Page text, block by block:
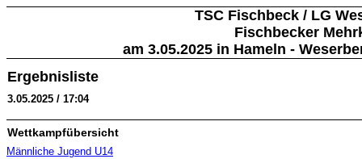
TSC Fischbeck / LG
Fischbecker
am 3.05.2025 in Hameln -
Ergebnisliste
3.05.2025 / 17:04
Wettkampfübersicht
Männliche Jugend U14